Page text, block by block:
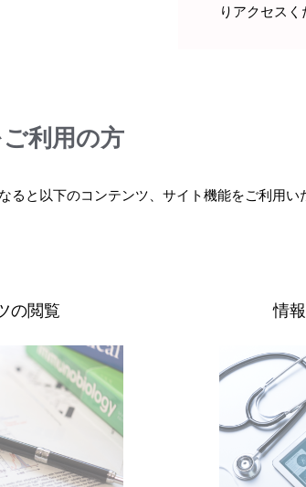
回復します。術後はみるみる血色のよい顔色
はドナー（提供者）とレシピエントのひと
よかったと思います。
年の「都道府県魅力度ランキング」で残念
、ほぼ毎月2〜3例の手術を行っており、症例
禍で腎移植の件数は一時的に減りました。感
たためです。しかし院内でPCR検査を行う体
ールデンウィーク明けから移植手術を再開で
査で陰性を確認した上で、通常通りの医療を
ています。
りアクセスく
利用の方
ると以下のコンテンツ、サイト機能をご利用い
の閲覧 情